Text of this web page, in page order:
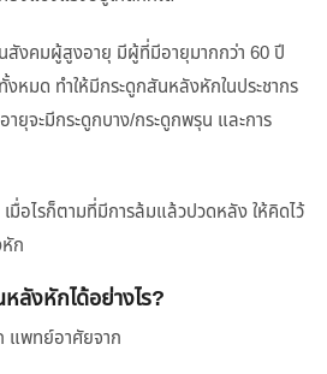
สังคมผู้สูงอายุ มีผู้ที่มีอายุมากกว่า 60 ปี
งหมด ทำให้มีกระดูกสันหลังหักในประชากร
ยุจะมีกระดูกบาง/กระดูกพรุน และการ
มื่อไรก็ตามที่มีการล้มแล้วปวดหลัง ให้คิดไว้
ก
ลังหักได้อย่างไร?
แพทย์อาศัยจาก